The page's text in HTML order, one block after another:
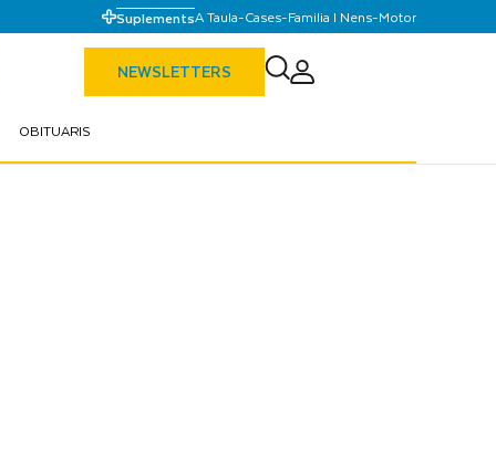
SuplementsA Taula-Cases-Familia I Nens-Motor
NEWSLETTERS
OBITUARIS